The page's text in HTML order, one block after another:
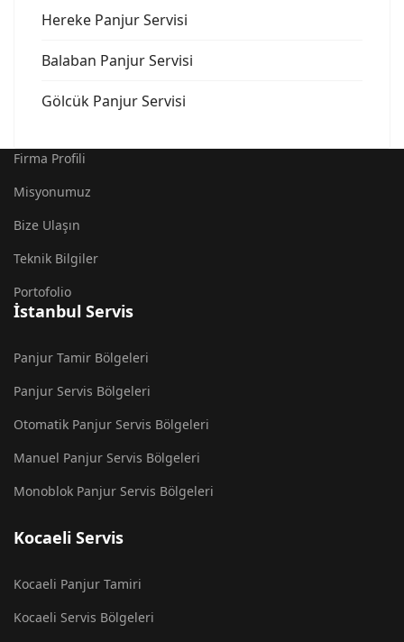
Hereke Panjur Servisi
Balaban Panjur Servisi
Gölcük Panjur Servisi
Firma Profili
Misyonumuz
Bize Ulaşın
Teknik Bilgiler
Portofolio
İstanbul Servis
Panjur Tamir Bölgeleri
Panjur Servis Bölgeleri
Otomatik Panjur Servis Bölgeleri
Manuel Panjur Servis Bölgeleri
Monoblok Panjur Servis Bölgeleri
Kocaeli Servis
Kocaeli Panjur Tamiri
Kocaeli Servis Bölgeleri